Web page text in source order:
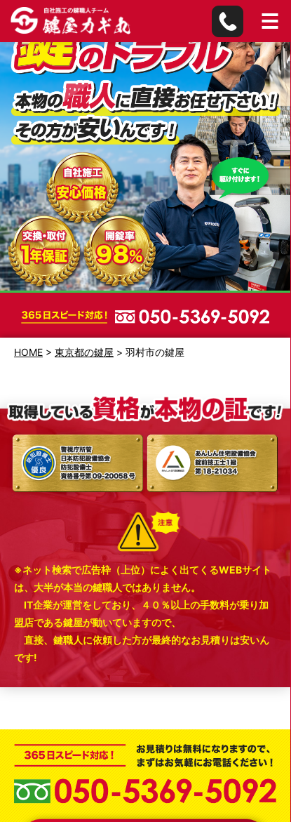
羽村市の鍵屋
HOME > 東京都の鍵屋 > 羽村市の鍵屋
※ネット検索で広告枠（上位）によく出てくるWEBサイト
は、大半が本当の鍵職人ではありません。
IT企業が運営をしており、４０％以上の手数料が乗り加
盟店である鍵屋が動いていますので、
直接、鍵職人に依頼した方が最終的なお見積りは安いん
です!